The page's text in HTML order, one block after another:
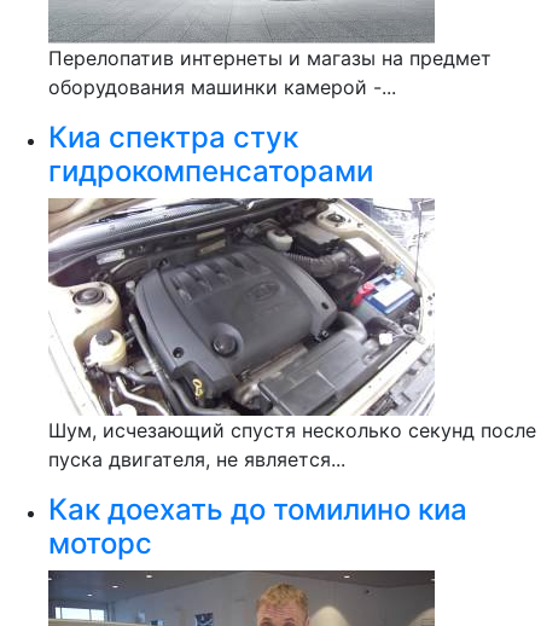
Перелопатив интернеты и магазы на предмет
оборудования машинки камерой -...
Киа спектра стук
гидрокомпенсаторами
Шум, исчезающий спустя несколько секунд после
пуска двигателя, не является...
Как доехать до томилино киа
моторс